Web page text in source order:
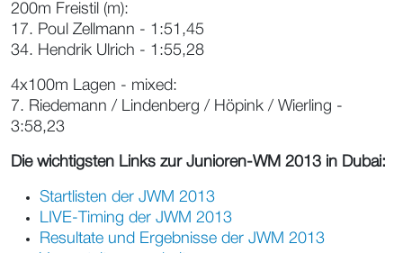
200m Freistil (m):
17. Poul Zellmann - 1:51,45
34. Hendrik Ulrich - 1:55,28
4x100m Lagen - mixed:
7. Riedemann / Lindenberg / Höpink / Wierling -
3:58,23
Die wichtigsten Links zur Junioren-WM 2013 in Dubai:
Startlisten der JWM 2013
LIVE-Timing der JWM 2013
Resultate und Ergebnisse der JWM 2013